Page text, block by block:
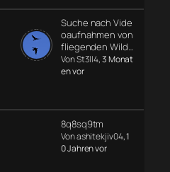
Suche nach Vide
oaufnahmen von
fliegenden Wild…
Von St3ll4, 3 Monat
en vor
8q8sq9tm
Von ashitekjiv04, 1
0 Jahren vor